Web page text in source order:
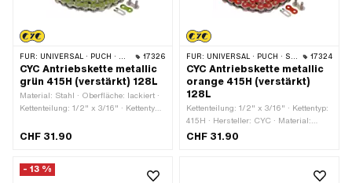
FÜR: UNIVERSAL · PUCH · SACHS · PONY / CILO (BETA 521 & 512) · ZÜNDAPP BELMONDO · TOMOS · BYE BIKE 17326
CYC Antriebskette metallic
grün 415H (verstärkt) 128L
Material: Stahl · Oberfläche: lackiert ·
Kettenteilung: 1/2" x 3/16" · Kettentyp:
1626 mm · Anzahl Kettenglieder: 128
CHF 31.90
FÜR: UNIVERSAL · PUCH · SACHS · PONY / CILO (BETA 521 & 512) · ZÜNDAPP BELMONDO · TOMOS · BYE BIKE 17324
CYC Antriebskette metallic
orange 415H (verstärkt)
128L
Kettenteilung: 1/2" x 3/16" · Kettentyp:
415H · Hersteller: CYC · Material:
Stahl · Oberfläche: lackiert · Farbe:
Kettenschloss-Art: Federverschluss
CHF 31.90
- 13 %